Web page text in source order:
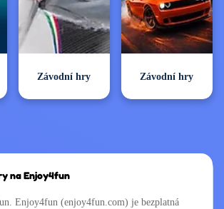
Závodní hry Závodní hry
na Enjoy4fun
Enjoy4fun (enjoy4fun.com) je bezplatná